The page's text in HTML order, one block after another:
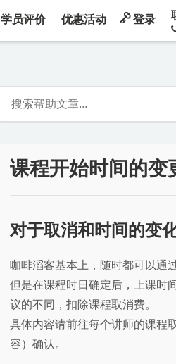
学员评价 优惠活动 登录
课程开始时间的变
对于取消和时间的变
咖啡滔客基本上，随时都可以通
但是在课程时日确定后， 上课时
议的不同，扣除课程取消费。
具体内容请前往每个讲师的课程
容）确认。